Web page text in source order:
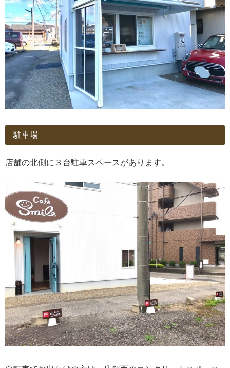
駐車場
店舗の北側に３台駐車スペースがあります。